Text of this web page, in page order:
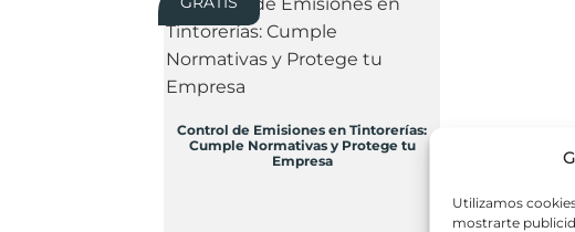
Utilizamos
mostrarte
Control de Emisiones en Tintorerías:
Cumple Normativas y Protege tu
Empresa